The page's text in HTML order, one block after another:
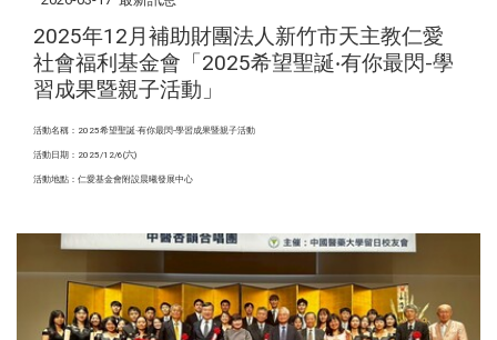
2025年12月補助財團法人新竹市天主教仁愛
社會福利基金會「2025希望聖誕‧有你最閃-學
習成果暨親子活動」
活動名稱：2025希望聖誕‧有你最閃-學習成果暨親子活動
活動日期：2025/12/6(六)
活動地點：仁愛基金會附設晨曦發展中心